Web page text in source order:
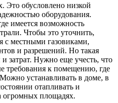
Это обусловлено низкой
оборудования.
имеется возможность
Чтобы это уточнить,
с местными газовиками,
и разрешений. Но такая
затрат. Нужно еще учесть, что
требования к помещению, где
устанавливать в доме, в
отапливать и
огромных площадях.